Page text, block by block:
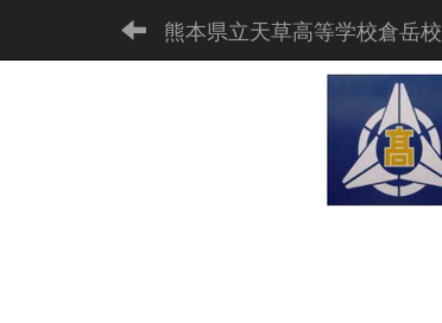
熊本県立天草高等学校倉岳校